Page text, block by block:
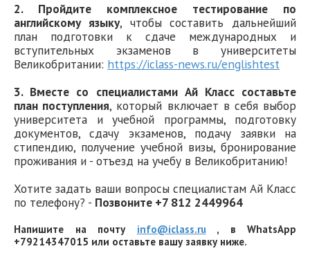
2. Пройдите комплексное тестирование по
английскому языку, чтобы составить дальнейший
план подготовки к сдаче международных и
вступительных экзаменов в университеты
Великобритании: https://iclass-news.ru/englishtest
3. Вместе со специалистами Ай Класс составьте
план поступления, который включает в себя выбор
университета и учебной программы, подготовку
документов, сдачу экзаменов, подачу заявки на
стипендию, получение учебной визы, бронирование
проживания и - отъезд на учебу в Великобританию!
Хотите задать ваши вопросы специалистам Ай Класс
по телефону? - Позвоните +7 812 2449964
Напишите на почту info@iclass.ru, в WhatsApp
+79214347015 или оставьте вашу заявку ниже.